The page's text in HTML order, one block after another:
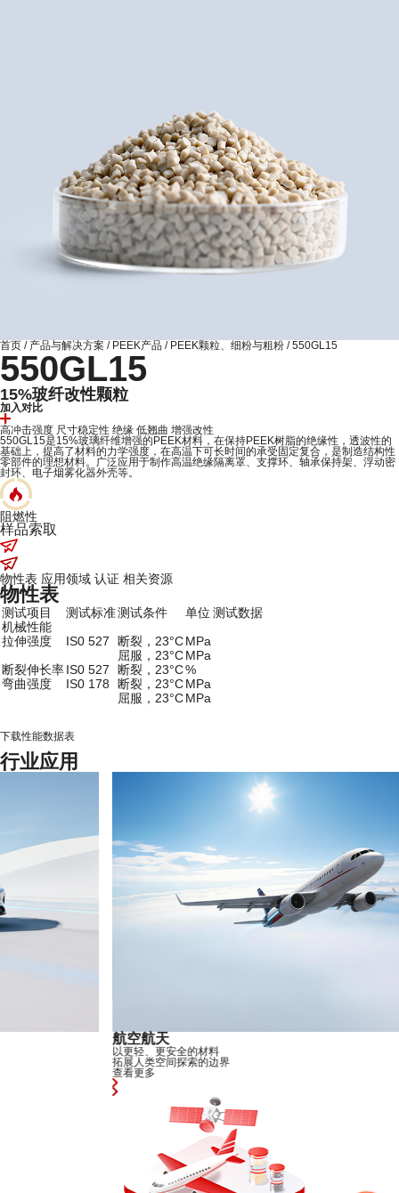
首页 / 产品与解决方案 / PEEK产品 / PEEK颗粒、细粉与粗粉 /550GL15
550GL15
15%玻纤改性颗粒
加入对比
高冲击强度 尺寸稳定性 绝缘 低翘曲 增强改性
550GL15是15%玻璃纤维增强的PEEK材料，在保持PEEK树脂的绝缘性，透波性的
基础上，提高了材料的力学强度，在高温下可长时间的承受固定复合，是制造结构性
零部件的理想材料。广泛应用于制作高温绝缘隔离罩、支撑环、轴承保持架、浮动密
封环、电子烟雾化器外壳等。
燃性
样品索取
物性表 应用领域 认证 相关资源
物性表
测试项目 测试标准测试条件 单位 测试数据
机械性能
拉伸强度
IS0 527 断裂，23°CMPa
屈服，23°CMPa
断裂伸长率IS0 527 断裂，23°C%
弯曲强度
IS0 178 断裂，23°CMPa
屈服，23°CMPa
下载性能数据表
行业应用
拓展人类空间探索的边界